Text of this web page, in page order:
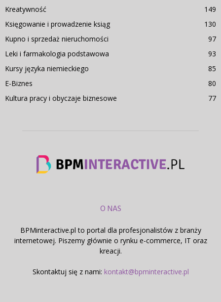
Kreatywność
149
Księgowanie i prowadzenie ksiąg
130
Kupno i sprzedaż nieruchomości
97
Leki i farmakologia podstawowa
93
Kursy języka niemieckiego
85
E-Biznes
80
Kultura pracy i obyczaje biznesowe
77
O NAS
BPMinteractive.pl to portal dla profesjonalistów z branży
internetowej. Piszemy głównie o rynku e-commerce, IT oraz
kreacji.
Skontaktuj się z nami: kontakt@bpminteractive.pl